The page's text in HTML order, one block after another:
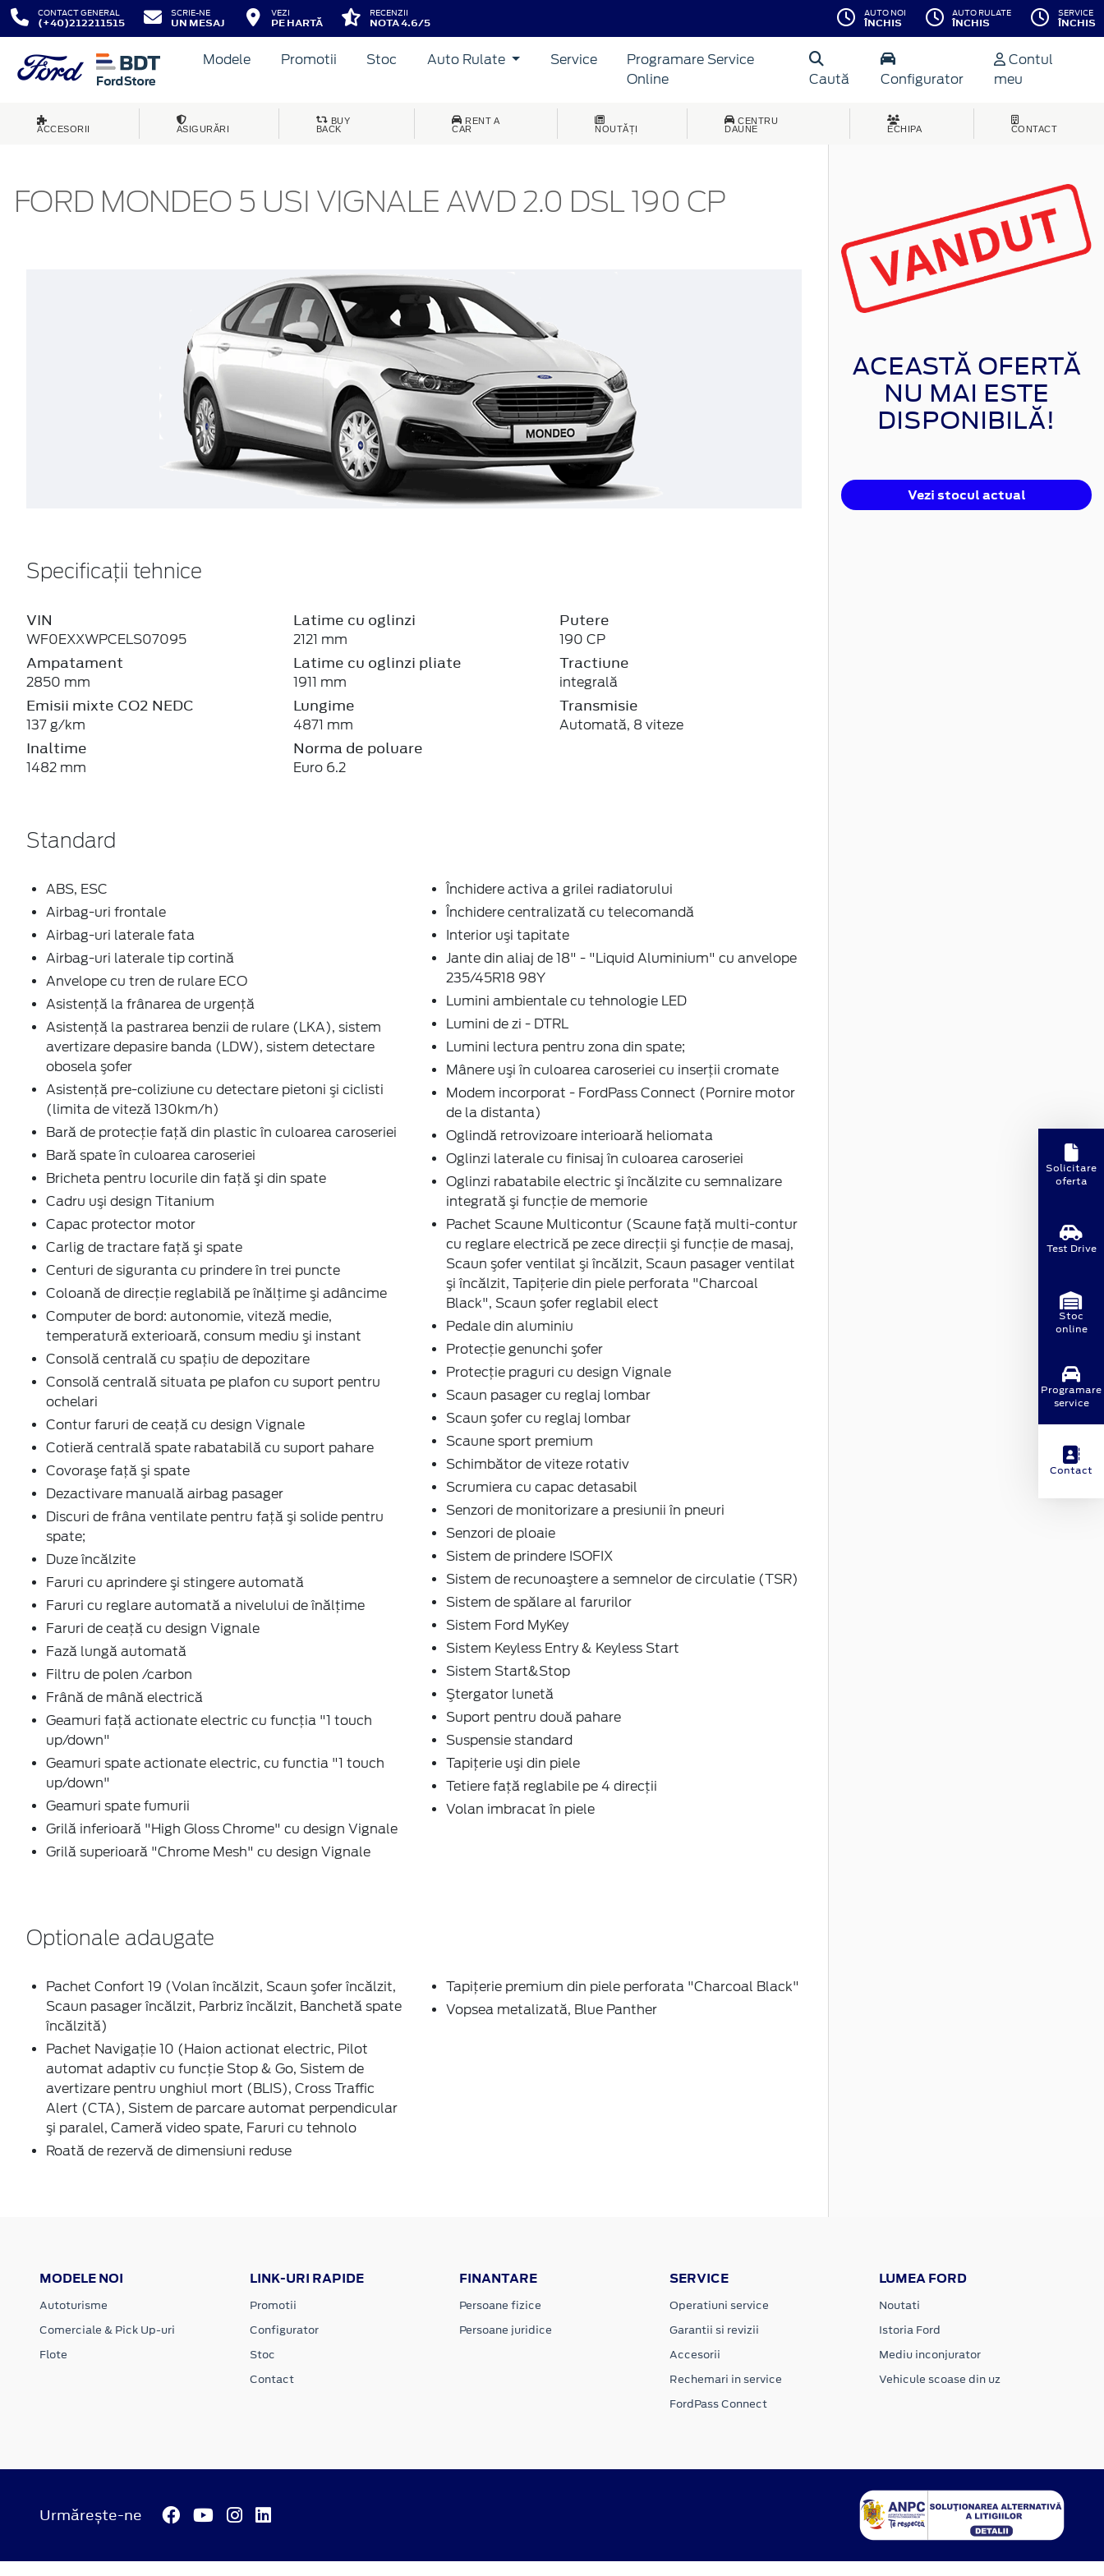
CONTACT GENERAL
(+40)212211515
SCRIE-NE
UN MESAJ
VEZI
PE HARTĂ
RECENZII
NOTA 4.6/5
AUTO NOI
ÎNCHIS
AUTO RULATE
ÎNCHIS
SERVICE
ÎNCHIS
Modele Promotii Stoc Auto Rulate Service
Programare Service
Online
Caută Configurator
Contul
meu
ACCESORII ASIGURĂRI
BUY
BACK
RENT A
CAR
NOUTĂȚI
CENTRU
DAUNE
ECHIPA CONTACT
FORD MONDEO 5 USI VIGNALE AWD 2.0 DSL 190 CP
Specificații tehnice
VIN
WF0EXXWPCELS07095
Ampatament
2850 mm
Emisii mixte CO2 NEDC
137 g/km
Inaltime
1482 mm
Latime cu oglinzi
2121 mm
Latime cu oglinzi pliate
1911 mm
Lungime
4871 mm
Norma de poluare
Euro 6.2
Putere
190 CP
Tractiune
integrală
Transmisie
Automată, 8 viteze
Standard
ABS, ESC
Airbag-uri frontale
Airbag-uri laterale fata
Airbag-uri laterale tip cortină
Anvelope cu tren de rulare ECO
Asistenţă la frânarea de urgenţă
Asistenţă la pastrarea benzii de rulare (LKA), sistem
avertizare depasire banda (LDW), sistem detectare
obosela şofer
Asistenţă pre-coliziune cu detectare pietoni şi ciclisti
(limita de viteză 130km/h)
Bară de protecţie faţă din plastic în culoarea caroseriei
Bară spate în culoarea caroseriei
Bricheta pentru locurile din faţă şi din spate
Cadru uşi design Titanium
Capac protector motor
Carlig de tractare faţă şi spate
Centuri de siguranta cu prindere în trei puncte
Coloană de direcţie reglabilă pe înălţime şi adâncime
Computer de bord: autonomie, viteză medie,
temperatură exterioară, consum mediu şi instant
Consolă centrală cu spaţiu de depozitare
Consolă centrală situata pe plafon cu suport pentru
ochelari
Contur faruri de ceaţă cu design Vignale
Cotieră centrală spate rabatabilă cu suport pahare
Covoraşe faţă şi spate
Dezactivare manuală airbag pasager
Discuri de frâna ventilate pentru faţă şi solide pentru
spate;
Duze încălzite
Faruri cu aprindere şi stingere automată
Faruri cu reglare automată a nivelului de înălţime
Faruri de ceaţă cu design Vignale
Fază lungă automată
Filtru de polen /carbon
Frână de mână electrică
Geamuri faţă actionate electric cu funcţia "1 touch
up/down"
Geamuri spate actionate electric, cu functia "1 touch
up/down"
Geamuri spate fumurii
Grilă inferioară "High Gloss Chrome" cu design Vignale
Grilă superioară "Chrome Mesh" cu design Vignale
Închidere activa a grilei radiatorului
Închidere centralizată cu telecomandă
Interior uşi tapitate
Jante din aliaj de 18" - "Liquid Aluminium" cu anvelope
235/45R18 98Y
Lumini ambientale cu tehnologie LED
Lumini de zi - DTRL
Lumini lectura pentru zona din spate;
Mânere uşi în culoarea caroseriei cu inserţii cromate
Modem incorporat - FordPass Connect (Pornire motor
de la distanta)
Oglindă retrovizoare interioară heliomata
Oglinzi laterale cu finisaj în culoarea caroseriei
Oglinzi rabatabile electric şi încălzite cu semnalizare
integrată şi funcţie de memorie
Pachet Scaune Multicontur (Scaune faţă multi-contur
cu reglare electrică pe zece direcţii şi funcţie de masaj,
Scaun şofer ventilat şi încălzit, Scaun pasager ventilat
şi încălzit, Tapiţerie din piele perforata "Charcoal
Black", Scaun şofer reglabil elect
Pedale din aluminiu
Protecţie genunchi şofer
Protecţie praguri cu design Vignale
Scaun pasager cu reglaj lombar
Scaun şofer cu reglaj lombar
Scaune sport premium
Schimbător de viteze rotativ
Scrumiera cu capac detasabil
Senzori de monitorizare a presiunii în pneuri
Senzori de ploaie
Sistem de prindere ISOFIX
Sistem de recunoaştere a semnelor de circulatie (TSR)
Sistem de spălare al farurilor
Sistem Ford MyKey
Sistem Keyless Entry & Keyless Start
Sistem Start&Stop
Ştergator lunetă
Suport pentru două pahare
Suspensie standard
Tapiţerie uşi din piele
Tetiere faţă reglabile pe 4 direcţii
Volan imbracat în piele
Optionale adaugate
Pachet Confort 19 (Volan încălzit, Scaun şofer încălzit,
Scaun pasager încălzit, Parbriz încălzit, Banchetă spate
încălzită)
Pachet Navigaţie 10 (Haion actionat electric, Pilot
automat adaptiv cu funcție Stop & Go, Sistem de
avertizare pentru unghiul mort (BLIS), Cross Traffic
Alert (CTA), Sistem de parcare automat perpendicular
şi paralel, Cameră video spate, Faruri cu tehnolo
Roată de rezervă de dimensiuni reduse
Tapiţerie premium din piele perforata "Charcoal Black"
Vopsea metalizată, Blue Panther
ACEASTĂ OFERTĂ
NU MAI ESTE
DISPONIBILĂ!
Vezi stocul actual
MODELE NOI
Autoturisme
Comerciale & Pick Up-uri
Flote
LINK-URI RAPIDE
Promotii
Configurator
Stoc
Contact
FINANTARE
Persoane fizice
Persoane juridice
SERVICE
Operatiuni service
Garantii si revizii
Accesorii
Rechemari in service
FordPass Connect
LUMEA FORD
Noutati
Istoria Ford
Mediu inconjurator
Vehicule scoase din uz
Urmărește-ne
Solicitare
oferta
Test Drive
Stoc
online
Programare
service
Contact